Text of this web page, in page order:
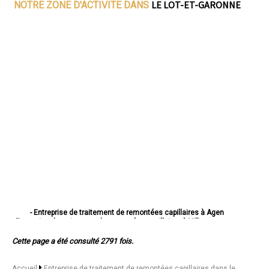
NOTRE ZONE D'ACTIVITE DANS LE LOT-ET-GARONNE
- Entreprise de traitement de remontées capillaires à Agen
- Entreprise de traitement de remontées capillaires à Villeneuve-sur-
- Entreprise de traitement de remontées capillaires à Marmande
Cette page a été consulté 2791 fois.